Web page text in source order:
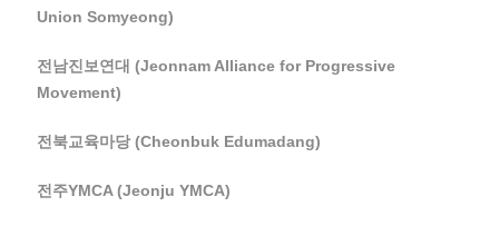
Union Somyeong)
전남진보연대 (Jeonnam Alliance for Progressive
Movement)
전북교육마당 (Cheonbuk Edumadang)
전주YMCA (Jeonju YMCA)